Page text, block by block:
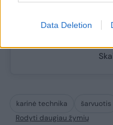
Data Deletion
Policija šiuo metu
karinė technika šarvuotis
Rodyti daugiau žymių